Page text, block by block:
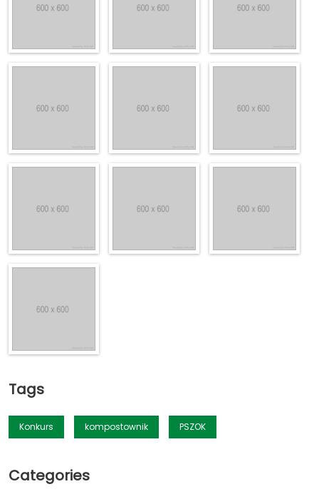
Tags
Konkurs kompostownik PSZOK
Categories